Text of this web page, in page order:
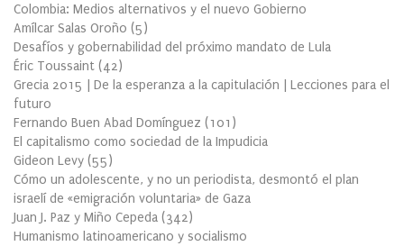
Colombia: Medios alternativos y el nuevo Gobierno
Amílcar Salas Oroño (5)
Desafíos y gobernabilidad del próximo mandato de Lula
Éric Toussaint (42)
Grecia 2015 | De la esperanza a la capitulación | Lecciones para el
futuro
Fernando Buen Abad Domínguez (101 )
El capitalismo como sociedad de la Impudicia
Gideon Levy (55)
Cómo un adolescente, y no un periodista, desmontó el plan
israelí de «emigración voluntaria» de Gaza
Juan J. Paz y Miño Cepeda (342)
Humanismo latinoamericano y socialismo